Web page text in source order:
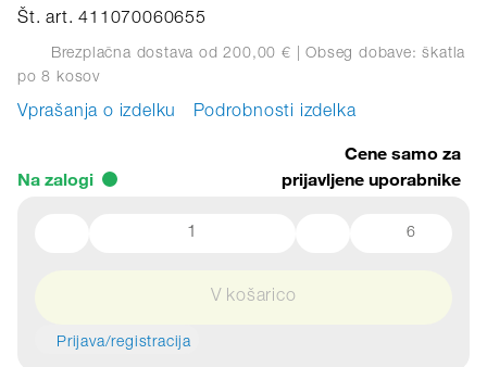
Št. art. 411070060655
Brezplačna dostava od 200,00 € | Obseg dobave: škatla
po 8 kosov
Vprašanja o izdelku Podrobnosti izdelka
Na zalogi
Cene samo za
prijavljene uporabnike
6
V košarico
Prijava/registracija